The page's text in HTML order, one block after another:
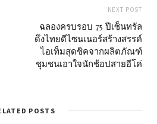
NEXT POST
ฉลองครบรอบ 75 ปีเซ็นทรัล
ดึงไทยดีไซนเนอร์สร้างสรรค์
ไอเท็มสุดชิคจากผลิตภัณฑ์
ชุมชนเอาใจนักช้อปสายอีโค่
POSTS